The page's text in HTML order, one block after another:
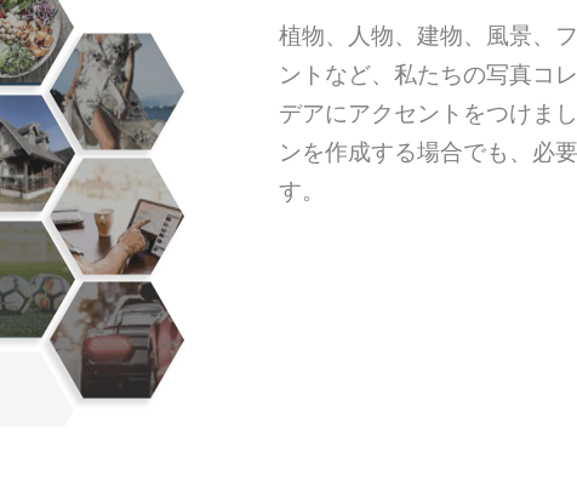
植物、人物、建物、風景、
ントなど、私たちの写真コ
デアにアクセントをつけま
ンを作成する場合でも、必
す。